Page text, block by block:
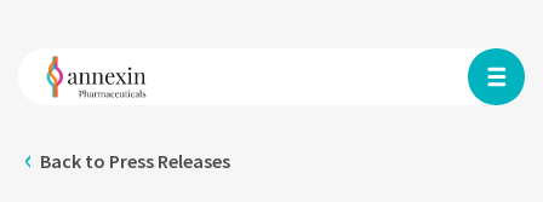
Back to Press Releases